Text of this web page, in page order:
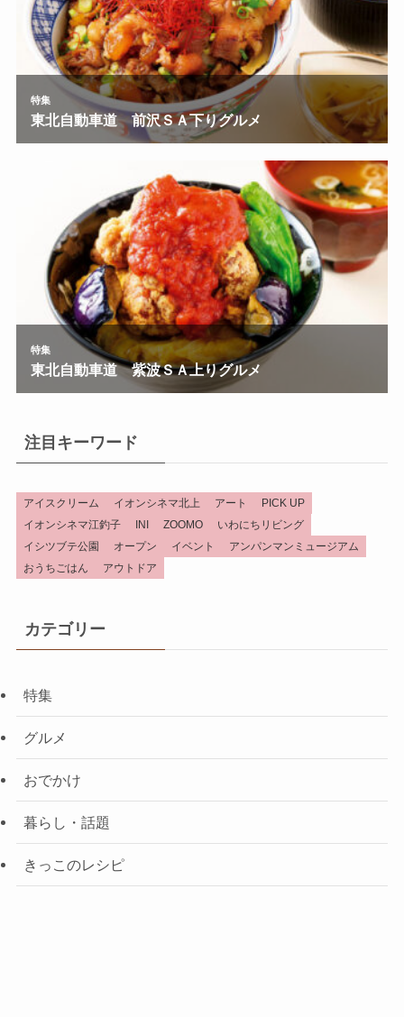
注目キーワード
アイスクリーム イオンシネマ北上 アート
PICK UP
イオンシネマ江釣子
INI ZOOMO
いわにちリビング
イシツブテ公園
オープン イベント
アンパンマンミュージアム
おうちごはん
アウトドア
カテゴリー
特集
グルメ
おでかけ
暮らし・話題
きっこのレシピ